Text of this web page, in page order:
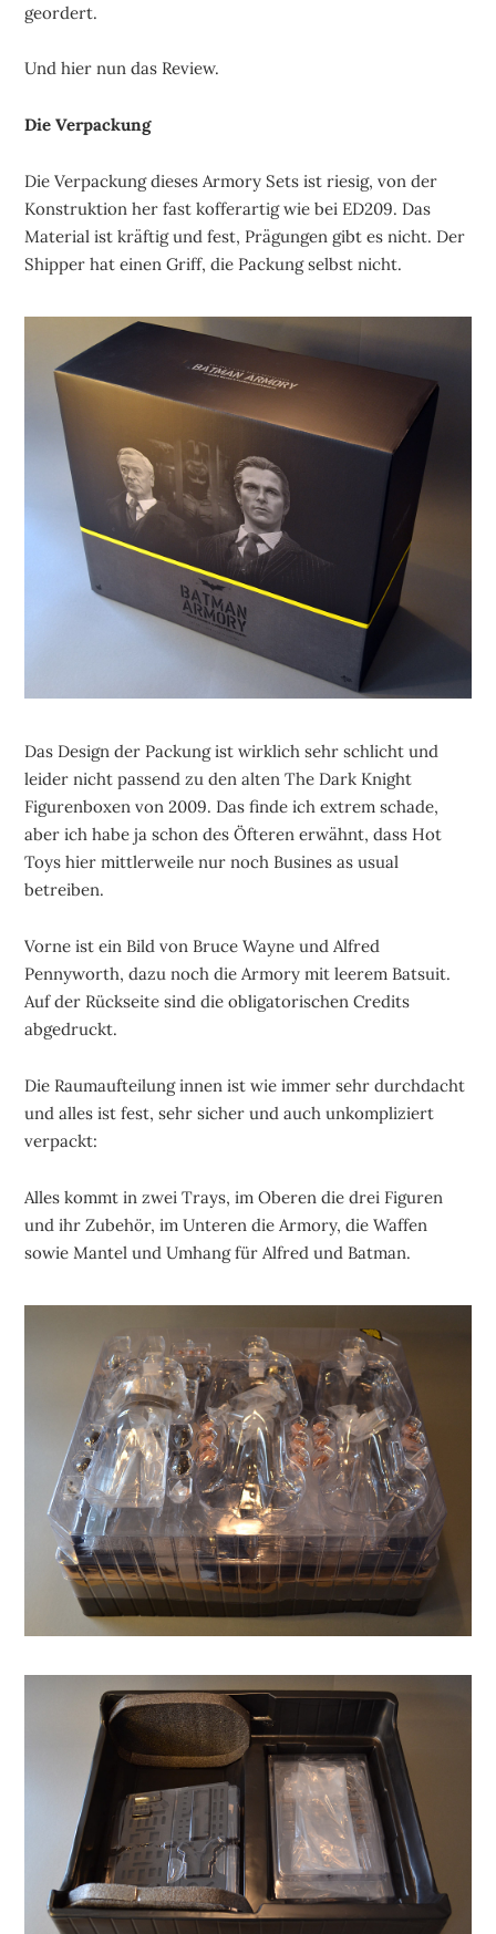
geordert.
Und hier nun das Review.
Die Verpackung
Die Verpackung dieses Armory Sets ist riesig, von der
Konstruktion her fast kofferartig wie bei ED209. Das
Material ist kräftig und fest, Prägungen gibt es nicht. Der
Shipper hat einen Griff, die Packung selbst nicht.
Das Design der Packung ist wirklich sehr schlicht und
leider nicht passend zu den alten The Dark Knight
Figurenboxen von 2009. Das finde ich extrem schade,
aber ich habe ja schon des Öfteren erwähnt, dass Hot
Toys hier mittlerweile nur noch Busines as usual
betreiben.
Vorne ist ein Bild von Bruce Wayne und Alfred
Pennyworth, dazu noch die Armory mit leerem Batsuit.
Auf der Rückseite sind die obligatorischen Credits
abgedruckt.
Die Raumaufteilung innen ist wie immer sehr durchdacht
und alles ist fest, sehr sicher und auch unkompliziert
verpackt:
Alles kommt in zwei Trays, im Oberen die drei Figuren
und ihr Zubehör, im Unteren die Armory, die Waffen
sowie Mantel und Umhang für Alfred und Batman.